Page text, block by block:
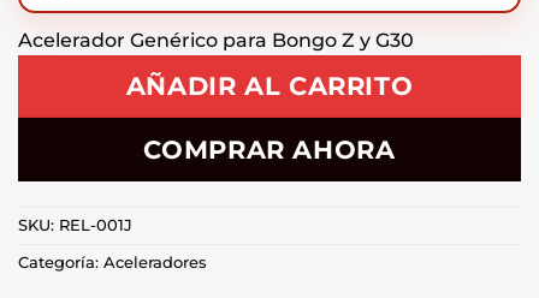
Acelerador Genérico para Bongo Z y G30
AÑADIR AL CARRITO
COMPRAR AHORA
SKU: REL-001J
Categoría: Aceleradores